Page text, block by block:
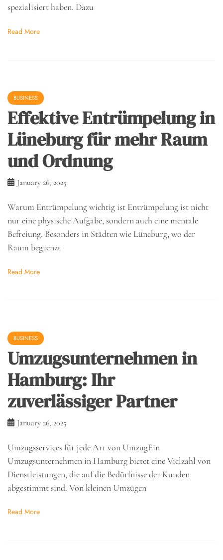
spezialisiert haben. Dazu
Read More
BUSINESS
Effektive Entrümpelung in
Lüneburg für mehr Raum
und Ordnung
January 26, 2025
Warum Entrümpelung wichtig ist Entrümpelung ist nicht
nur eine physische Aufgabe, sondern auch eine mentale
Befreiung. Besonders in Städten wie Lüneburg, wo der
Raum begrenzt
Read More
BUSINESS
Umzugsunternehmen in
Hamburg: Ihr
zuverlässiger Partner
January 26, 2025
Umzugsservices für jede Art von UmzugEin
Umzugsunternehmen in Hamburg bietet eine Vielzahl von
Dienstleistungen, die auf die Bedürfnisse der Kunden
abgestimmt sind. Von kleinen Umzügen
Read More